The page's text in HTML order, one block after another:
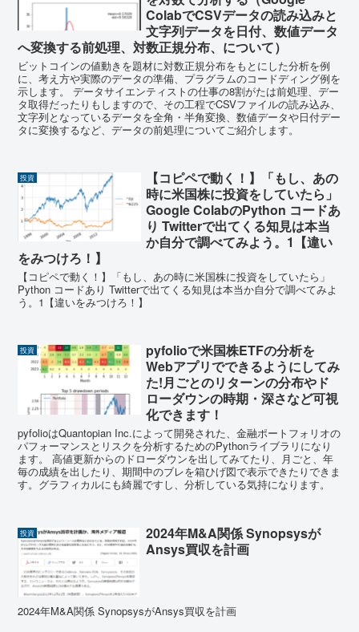
ColabでCSVデータの読み込みと
文字列データを日付、数値データ
へ変換する前処理、対数正規分布、について）
ビットコインの値動きを題材に対数正規分布をもとにした分析を例
に、考え方や実際のデータの準備、プラグラムのコードディング例を
示します。 データサイエンティストの仕事の8割がたは前処理、デー
タ取得だったりもしますので、その工程でCSVファイルの読み込み、
文字列となっているデータを全角・半角変換、数値データや日付デー
タに変換するなど、データの前処理についてご紹介します。
投資
【コピペで動く！】「もし、あの
時に米国株に投資をしていたら」
Google ColabのPython コードあ
り Twitterで出てくる知見は本当
か自分で調べてみよう。1【違い
をみつけろ！】
【コピペで動く！】「もし、あの時に米国株に投資をしていたら」
Python コードあり Twitterで出てくる知見は本当か自分で調べてみよ
う。1【違いをみつけろ！】
投資
pyfolioで米国株ETFの分析を
Webアプリでできるようにしてみ
た!月ごとのリターンの分布やド
ローダウンの時期・深さなど可視
化できます！
pyfolioはQuantopian Inc.によって開発された、金融ポートフォリオの
パフォーマンスとリスクを分析するためのPythonライブラリになり
ます。 高値更新からのドローダウンを出してみてたり、月ごと、年
毎の成績を出したり、期間中のブレを箱ひげ図で表示できたりできま
す。グラフィカルにも綺麗ですし、分析している気持になります。
投資
2024年M&A関係 Synopsysが
Ansys買収を計画
2024年M&A関係 SynopsysがAnsys買収を計画